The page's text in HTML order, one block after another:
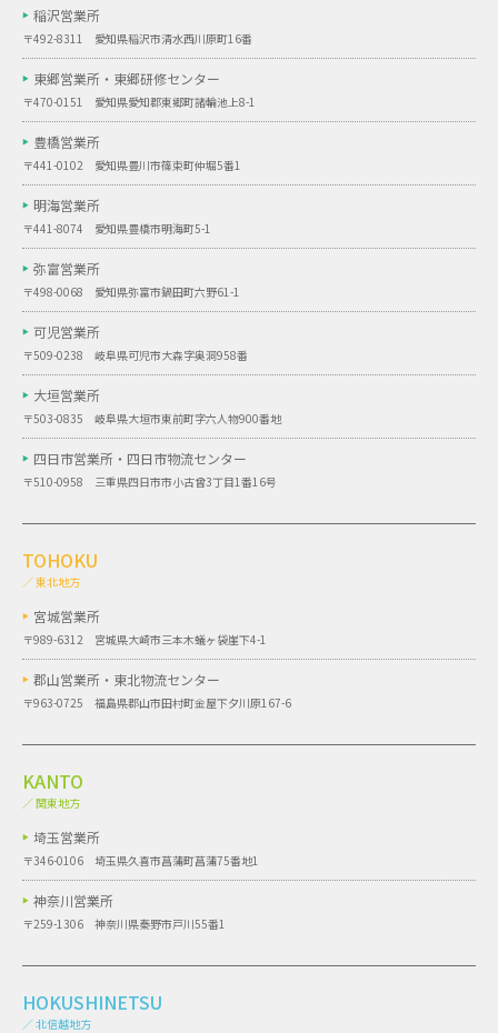
稲沢営業所
〒492-8311 愛知県稲沢市清水西川原町16番
東郷営業所・ 東郷研修センター
〒470-0151 愛知県愛知郡東郷町諸輪池上8-1
豊橋営業所
〒441-0102 愛知県豊川市篠束町仲堀5番1
明海営業所
〒441-8074 愛知県豊橋市明海町5-1
弥富営業所
〒498-0068 愛知県弥富市鍋田町六野61-1
可児営業所
〒509-0238 岐阜県可児市大森字奥洞958番
大垣営業所
〒503-0835 岐阜県大垣市東前町字六人物900番地
四日市営業所・ 四日市物流センター
〒510-0958 三重県四日市市小古曾3丁目1番16号
TOHOKU
／ 東北地方
宮城営業所
〒989-6312 宮城県大崎市三本木蟻ヶ袋崖下4-1
郡山営業所・ 東北物流センター
〒963-0725 福島県郡山市田村町金屋下夕川原167-6
KANTO
／ 関東地方
埼玉営業所
〒346-0106 埼玉県久喜市菖蒲町菖蒲75番地1
神奈川営業所
〒259-1306 神奈川県秦野市戸川55番1
HOKUSHINETSU
／ 北信越地方